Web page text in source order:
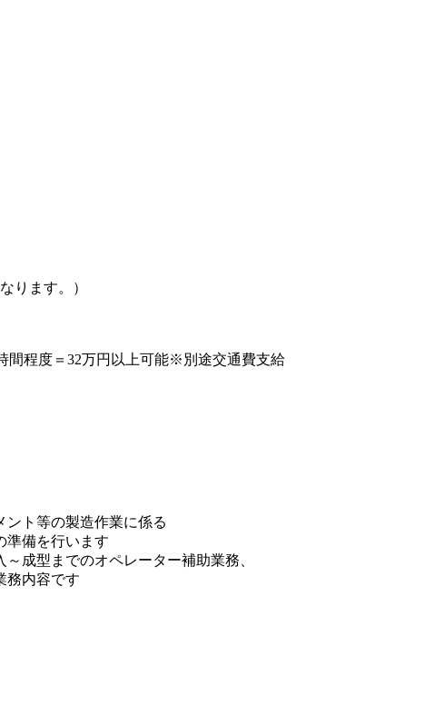
ります。）
間程度＝32万円以上可能※別途交通費支給
ント等の製造作業に係る
準備を行います
成型までのオペレーター補助業務、
務内容です